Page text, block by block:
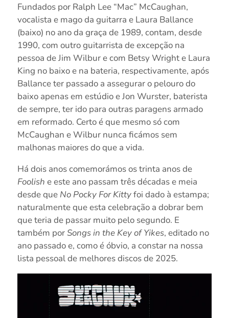
Fundados por Ralph Lee “Mac” McCaughan,
vocalista e mago da guitarra e Laura Ballance
(baixo) no ano da graça de 1989, contam, desde
1990, com outro guitarrista de excepção na
pessoa de Jim Wilbur e com Betsy Wright e Laura
King no baixo e na bateria, respectivamente, após
Ballance ter passado a assegurar o pelouro do
baixo apenas em estúdio e Jon Wurster, baterista
de sempre, ter ido para outras paragens armado
em reformado. Certo é que mesmo só com
McCaughan e Wilbur nunca ficámos sem
malhonas maiores do que a vida.
Há dois anos comemorámos os trinta anos de
Foolish e este ano passam três décadas e meia
desde que No Pocky For Kittyfoi dado à estampa;
naturalmente que esta celebração a dobrar bem
que teria de passar muito pelo segundo. E
também porSongs in the Key of Yikes, editado no
ano passado e, como é óbvio, a constar na nossa
lista pessoal de melhores discos de 2025.